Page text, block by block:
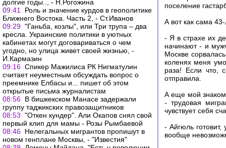
долгие годы.., - Н.Рогожина
09:41
Роль и значение курдов в геополитике
Ближнего Востока. Часть 2, - Ст.Иванов
09:29 "Ганьба, козлы", или Три трупа – два
кресла. Украинские политики в уютных
кабинетах могут договариваться о чем
угодно, но улица живет своей жизнью, -
И.Кармазин
09:16 Спикер Мажилиса РК Нигматулин
считает неуместным обсуждать вопрос о
преемнике Елбасы и... пишет об этом
открытые письма журналистам
08:56 В бишкекском Манасе задержали
группу таджикских правозащитников
08:53 "От­кен кун­дер". Али Окапов снял свой
первый клип для мамы - Розы Рымбаевой
08:46 Нелегальных мигрантов пропишут в
новом генплане Москвы, - "Известия"
поселение
А вот как сама
- Я в страхе их
начинают - и
Москве
коленях меня
раза! Если что,
отправила.
А еще мой
- трудовая
чувствует себя
- Айгюль
вообще